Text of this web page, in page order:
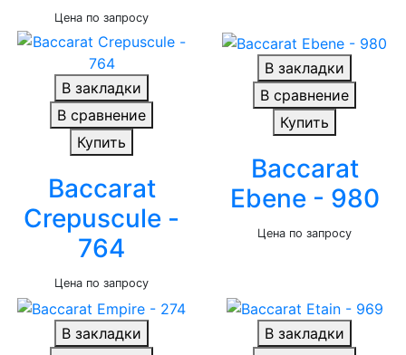
Цена по запросу
В закладки
В сравнение
Купить
Baccarat
Crepuscule -
764
Цена по запросу
В закладки
В сравнение
Купить
Baccarat
Ebene - 980
Цена по запросу
В закладки
В закладки